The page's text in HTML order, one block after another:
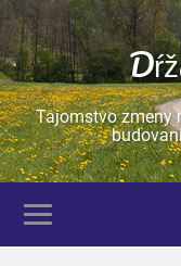
Tajomstvo zmeny